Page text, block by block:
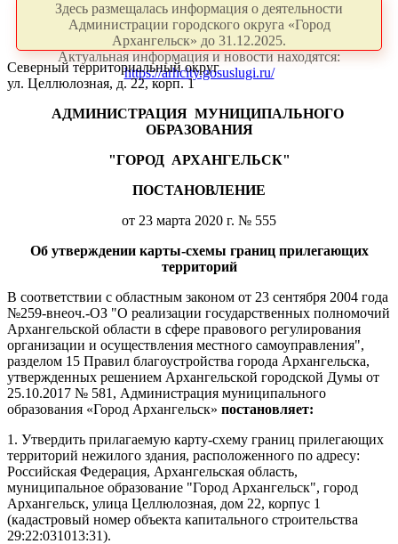
Здесь размещалась информация о деятельности
Администрации городского округа «Город
Архангельск» до 31.12.2025.
Актуальная информация и новости находятся:
https://arhcity.gosuslugi.ru/
Северный территориальный округ
ул. Целлюлозная, д. 22, корп. 1
АДМИНИСТРАЦИЯ МУНИЦИПАЛЬНОГО
ОБРАЗОВАНИЯ
"ГОРОД АРХАНГЕЛЬСК"
ПОСТАНОВЛЕНИЕ
от 23 марта 2020 г. № 555
Об утверждении карты-схемы границ прилегающих
территорий
В соответствии с областным законом от 23 сентября 2004 года
№259-внеоч.-ОЗ "О реализации государственных полномочий
Архангельской области в сфере правового регулирования
организации и осуществления местного самоуправления",
разделом 15 Правил благоустройства города Архангельска,
утвержденных решением Архангельской городской Думы от
25.10.2017 № 581, Администрация муниципального
образования «Город Архангельск» постановляет:
1. Утвердить прилагаемую карту-схему границ прилегающих
территорий нежилого здания, расположенного по адресу:
Российская Федерация, Архангельская область,
муниципальное образование "Город Архангельск", город
Архангельск, улица Целлюлозная, дом 22, корпус 1
(кадастровый номер объекта капитального строительства
29:22:031013:31).